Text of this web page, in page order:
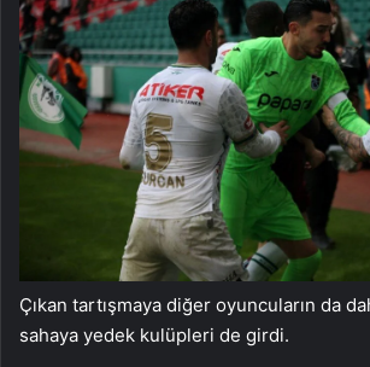
Çıkan tartışmaya diğer oyuncuların da
sahaya yedek kulüpleri de girdi.